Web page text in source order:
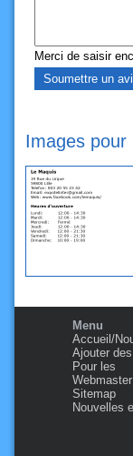
Merci de saisir
Images pour
Menu
Accueil/
Ajouter
Pour les
Webmaster
Sitemap
Nouvelles